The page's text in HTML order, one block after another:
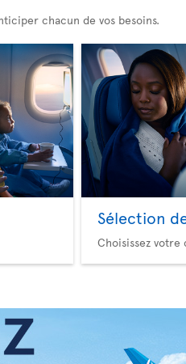
chacun de vos besoins.
Sélection
Choisissez